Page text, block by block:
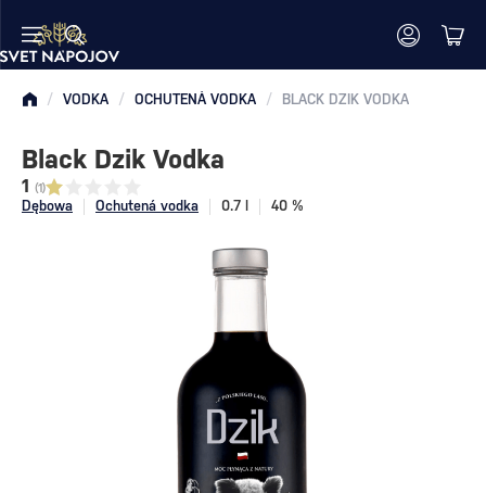
/ VODKA / OCHUTENÁ VODKA / BLACK DZIK VODKA
Dębowa Ochutená vodka 0.7 l 40 %
Black Dzik Vodka
1 (1)